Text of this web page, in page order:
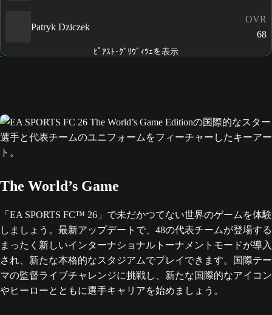
Patryk Dziczek
OVR
68
ﾋﾟｱｽﾄ･ｸﾞﾘｳﾞｨﾂｪを表示
The World’s Game
「EA SPORTS FC™ 26」で未だかつてない世界のゲームを体験
しましょう。最新アップデートで、48の代表チームが登場する
まったく新しいインターナショナルトーナメントモードが導入
され、新たな本格的なスタジアムでプレイできます。国際テー
マの監督ライブチャレンジに挑戦し、新たな国際的なアイコン
やヒーローとともに選手キャリアを始めましょう。